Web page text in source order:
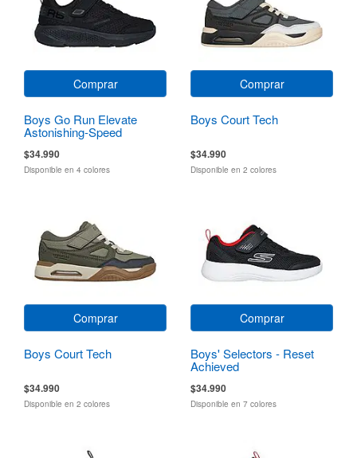
Comprar
Boys Go Run Elevate
Astonishing-Speed
$34.990
Disponible en 4 colores
Comprar
Boys Court Tech
$34.990
Disponible en 2 colores
Comprar
Boys Court Tech
$34.990
Disponible en 2 colores
Comprar
Boys' Selectors - Reset
Achieved
$34.990
Disponible en 7 colores